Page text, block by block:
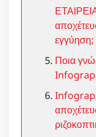
εγγύηση;
Ποια